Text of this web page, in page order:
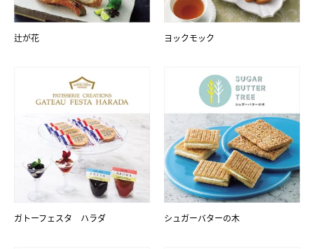
辻が花 ヨックモック
ガトーフェスタ ハラダ シュガーバターの木